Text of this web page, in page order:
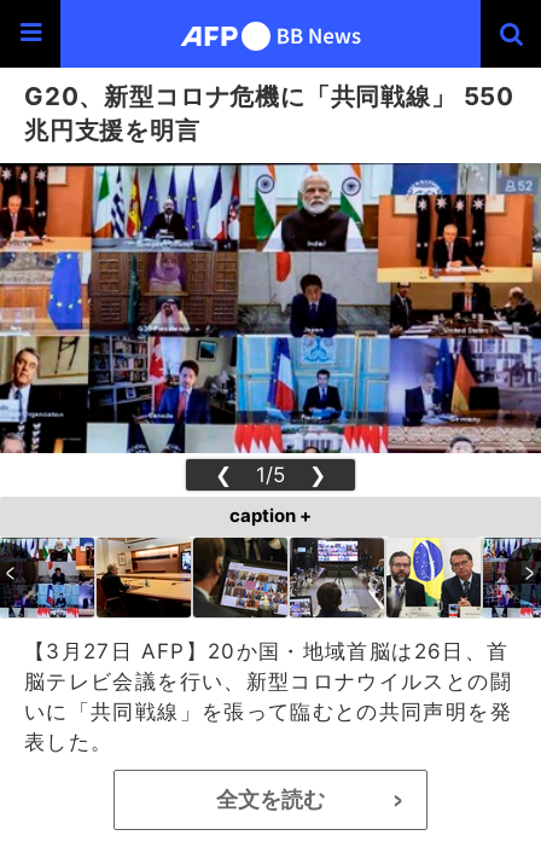
G20、新型コロナ危機に「共同戦線」 550
兆円支援を明言
❮ 1/5 ❯
caption +
【3月27日 AFP】20か国・地域首脳は26日、首
脳テレビ会議を行い、新型コロナウイルスとの闘
いに「共同戦線」を張って臨むとの共同声明を発
表した。
全文を読む >